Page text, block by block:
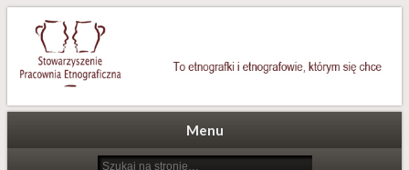
Stowarzyszenie Pracownia
Etnograficzna
To etnografki i etnografowie, którym się chce
Menu